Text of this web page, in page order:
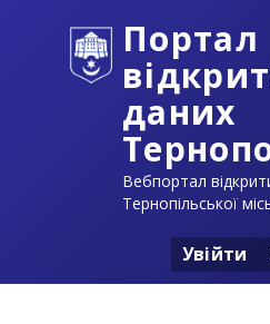
Портал
даних
Вебпортал
Тернопільської
Увійти